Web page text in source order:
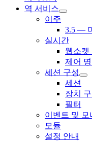
역 서비스
이주
3.5 —
실시간
웹소켓
제어
세션 구성
세션
장치
필터
이벤트 및 모
모듈
설정 안내